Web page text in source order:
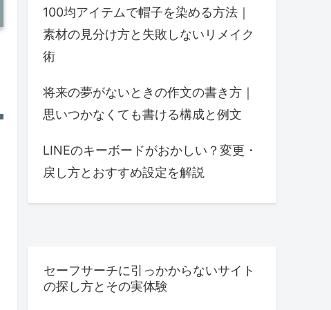
100均アイテムで帽子を染める方法｜
素材の見分け方と失敗しないリメイク
術
将来の夢がないときの作文の書き方｜
思いつかなくても書ける構成と例文
LINEのキーボードがおかしい？変更・
戻し方とおすすめ設定を解説
セーフサーチに引っかからないサイト
の探し方とその実体験